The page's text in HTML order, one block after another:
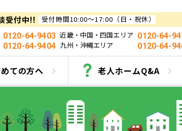
受付中!!
受付時間10:00～17:00（日・祝休）
0120-64-9403 近畿・中国・四国エリア 0120-64-
0120-64-9404 九州・沖縄エリア 0120-64-
ての方へ 老人ホームQ&A
やか桜弐番館